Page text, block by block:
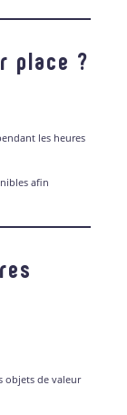
place ?
les heures
afin
objets de valeur